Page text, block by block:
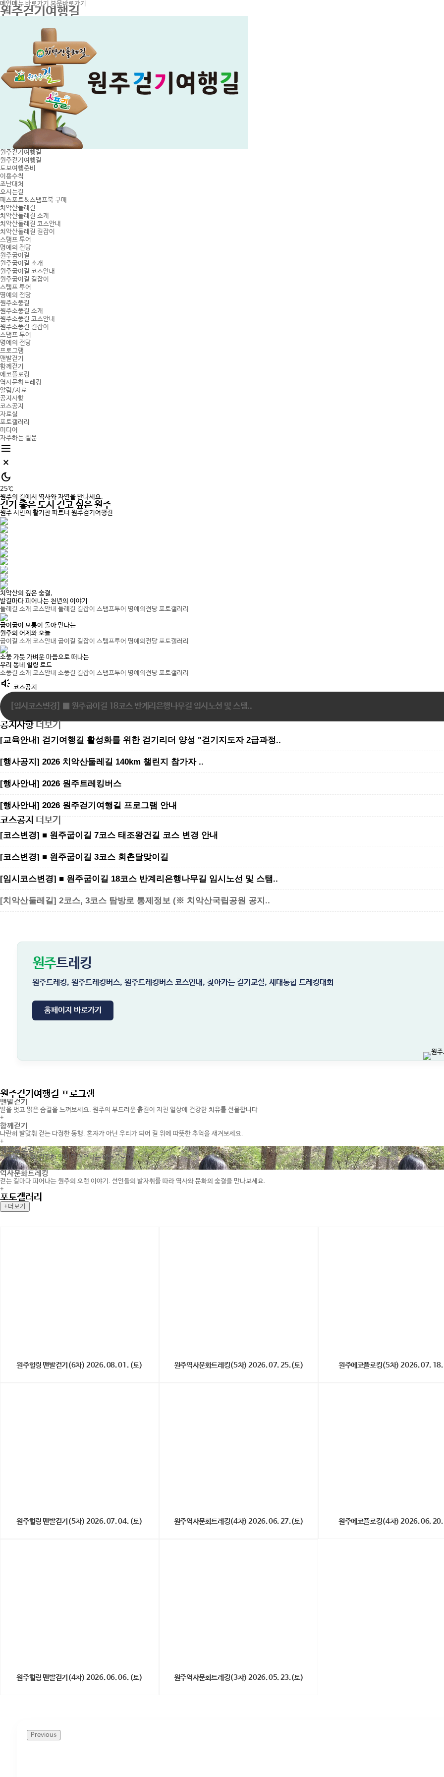
메인메뉴 바로가기 본문바로가기
원주걷기여행길
원주걷기여행길
원주걷기여행길
도보여행준비
이용수칙
조난대처
오시는길
패스포트&스탬프북 구매
치악산둘레길
치악산둘레길 소개
치악산둘레길 코스안내
치악산둘레길 길잡이
스탬프 투어
명예의 전당
원주굽이길
원주굽이길 소개
원주굽이길 코스안내
원주굽이길 길잡이
스탬프 투어
명예의 전당
원주소풍길
원주소풍길 소개
원주소풍길 코스안내
원주소풍길 길잡이
스탬프 투어
명예의 전당
프로그램
맨발걷기
함께걷기
에코플로킹
역사문화트레킹
알림/자료
공지사항
코스공지
자료실
포토갤러리
미디어
자주하는 질문
dehaze
close_small
dark_mode
25℃
원주의 길에서 역사와 자연을 만나세요.
걷기 좋은 도시 걷고 싶은 원주
원주 시민의 활기찬 파트너 원주걷기여행길
치악산의 깊은 숨결,
발길마다 피어나는 천년의 이야기
둘레길 소개 코스안내 둘레길 길잡이 스탬프투어 명예의전당 포토갤러리
굽이굽이 모퉁이 돌아 만나는
원주의 어제와 오늘
굽이길 소개 코스안내 굽이길 길잡이 스탬프투어 명예의전당 포토갤러리
소풍 가듯 가벼운 마음으로 떠나는
우리 동네 힐링 로드
소풍길 소개 코스안내 소풍길 길잡이 스탬프투어 명예의전당 포토갤러리
brand_awareness 코스공지
[임시코스변경] ■ 원주굽이길 18코스 반계리은행나무길 임시노선 및 스탬..
[코스변경] ■ 원주굽이길 7코스 태조왕건길 코스 변경 안내
[코스변경] ■ 원주굽이길 3코스 회촌달맞이길
공지사항더보기
[교육안내] 걷기여행길 활성화를 위한 걷기리더 양성 "걷기지도자 2급과정..
​​​​​​​[행사공지] 2026 치악산둘레길 140km 챌린지 참가자 ..
[행사안내] 2026 원주트레킹버스
[행사안내] 2026 원주걷기여행길 프로그램 안내
코스공지 더보기
[코스변경] ■ 원주굽이길 7코스 태조왕건길 코스 변경 안내
[코스변경] ■ 원주굽이길 3코스 회촌달맞이길
[임시코스변경] ■ 원주굽이길 18코스 반계리은행나무길 임시노선 및 스탬..
[치악산둘레길] 2코스, 3코스 탐방로 통제정보 (※ 치악산국립공원 공지..
원주트레킹
원주트레킹, 원주트레킹버스, 원주트레킹버스 코스안내, 찾아가는 걷기교실, 세대통합 트레킹대회
홈페이지 바로가기
원주걷기여행길 프로그램
맨발걷기
발을 벗고 맑은 숨결을 느껴보세요. 원주의 부드러운 흙길이 지친 일상에 건강한 치유를 선물합니다
+
함께걷기
나란히 발맞춰 걷는 다정한 동행. 혼자가 아닌 우리가 되어 길 위에 따뜻한 추억을 새겨보세요.
+
에코플로킹
환경과 시민의 건강한 일상을 연결하는 에코플로킹
+
역사문화트레킹
걷는 길마다 피어나는 원주의 오랜 이야기. 선인들의 발자취를 따라 역사와 문화의 숨결을 만나보세요.
+
포토갤러리
+더보기
원주힐링 맨발걷기(6차) 2026. 08. 01. (토) 원주역사문화트레킹(5차) 2026. 07. 25.(토) 원주에코플로킹(5차) 2026. 07.
원주힐링 맨발걷기(5차) 2026. 07. 04. (토) 원주역사문화트레킹(4차) 2026. 06. 27.(토) 원주에코플로킹(4차) 2026. 06.
원주힐링 맨발걷기(4차) 2026. 06. 06. (토) 원주역사문화트레킹(3차) 2026. 05. 23.(토)
Previous